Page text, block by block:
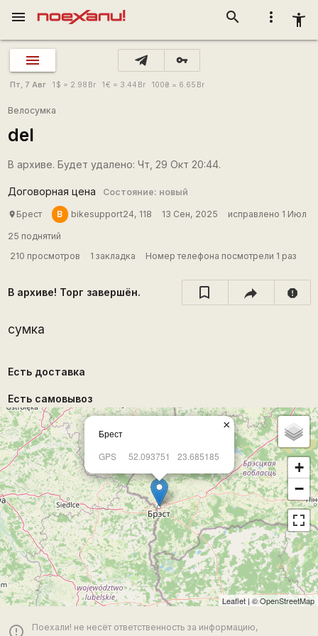
more_vert accessibility_new
search
menu
vpn_key
Пт, 7 Авг 1 $ = 2.98 Br 1€ = 3.44 Br 100₴ = 6.65 Br
Велосумка
del
В архиве. Будет удалено: Чт, 29 Окт 20:44.
Договорная цена Состояние: новый
place Брест B bikesupport24, 118 13 Сен, 2025 исправлено 1 Июл
25 поднятий
210 просмотров
1 закладка Номер телефона посмотрели 1 раз
В архиве! Торг завершён. report
сумка
Есть доставка
Есть самовывоз
Брест
GPS
52.093751 23.685185
×
+
−
Leaflet| ©OpenStreetMap
error_outline
Поехали! не несёт ответственность за информацию,